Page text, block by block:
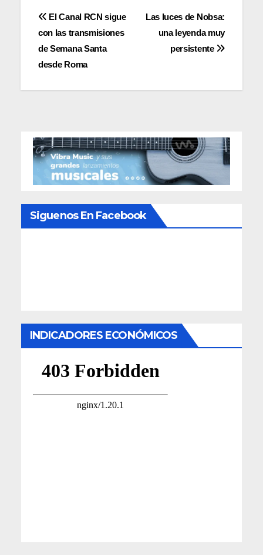
Navegación
de
entradas
Las luces de Nobsa:
una leyenda muy
persistente
El Canal RCN sigue
con las transmisiones
de Semana Santa
desde Roma
Siguenos En Facebook
INDICADORES ECONÓMICOS